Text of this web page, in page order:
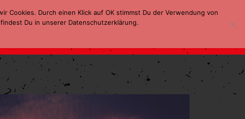
Durch einen Klick auf OK stimmst Du der Verwendung von
Du in unserer Datenschutzerklärung.